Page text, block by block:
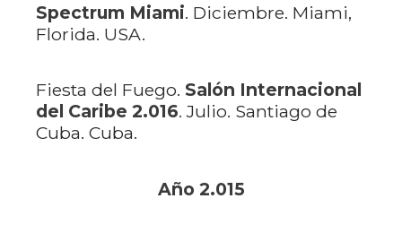
Spectrum Miami. Diciembre. Miami,
Florida. USA.
Fiesta del Fuego. Salón Internacional
del Caribe 2.016. Julio. Santiago de
Cuba. Cuba.
Año 2.015